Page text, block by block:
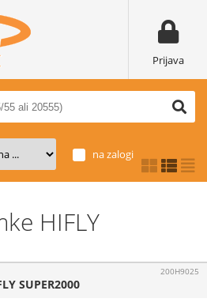
Prijava
na zalogi
HIFLY
SUPER2000
200H9025